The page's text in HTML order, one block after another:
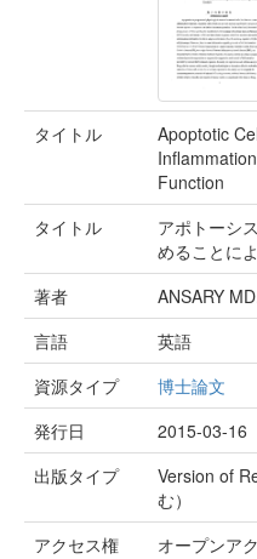
タイトル
Apoptotic
Function
タイトル
アポトーシ
めることに
著者
ANSARY
言語
英語
資源タイプ
博士論文
発行日
2015-03-16
出版タイプ
Version of
む）
アクセス権
オープンア